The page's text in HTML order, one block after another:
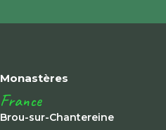
Monastères
France
Brou-sur-Chantereine